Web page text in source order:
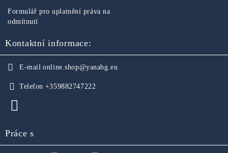
Formulář pro uplatnění práva na
odmítnutí
Kontaktní informace:
E-mail online.shop@yanabg.eu
Telefon +359882747222
Práce s